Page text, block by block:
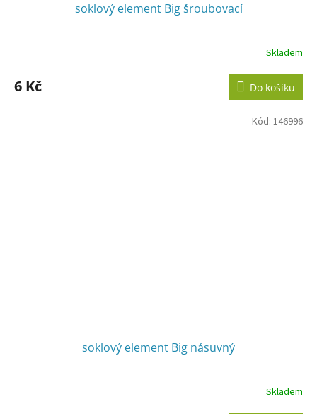
soklový element Big šroubovací
Skladem
6 Kč Do košíku
soklový element Big násuvný
Skladem
Kód: 146996